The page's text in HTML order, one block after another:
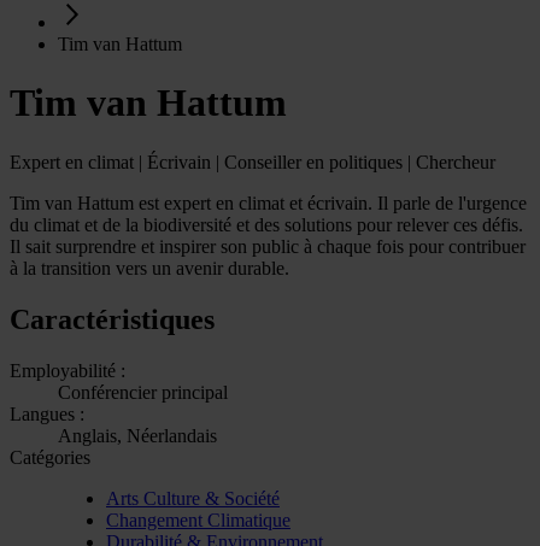
Tim van Hattum
Tim van Hattum
Expert en climat | Écrivain | Conseiller en politiques | Chercheur
Tim van Hattum est expert en climat et écrivain. Il parle de l'urgence
du climat et de la biodiversité et des solutions pour relever ces défis.
Il sait surprendre et inspirer son public à chaque fois pour contribuer
à la transition vers un avenir durable.
Caractéristiques
Employabilité :
Conférencier principal
Langues :
Anglais, Néerlandais
Catégories
Arts Culture & Société
Changement Climatique
Durabilité & Environnement